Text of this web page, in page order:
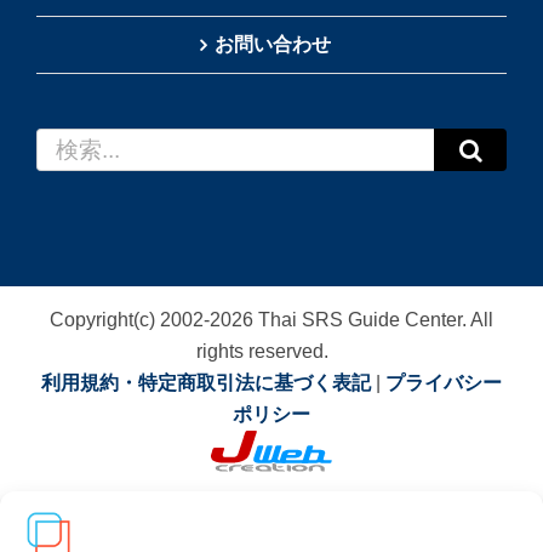
お問い合わせ
索
Copyright(c) 2002-2026 Thai SRS Guide Center. All
rights reserved.
利用規約・特定商取引法に基づく表記| プライバシー
ポリシー